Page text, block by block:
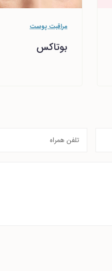
مراقبت پوست
بوتاکس